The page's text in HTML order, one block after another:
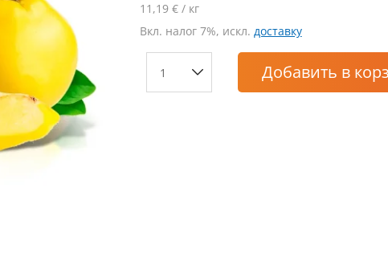
11,19 € / кг
Вкл. налог 7%, искл. доставку
Добавить в